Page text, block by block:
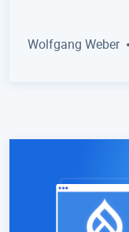
Wolfgang Weber